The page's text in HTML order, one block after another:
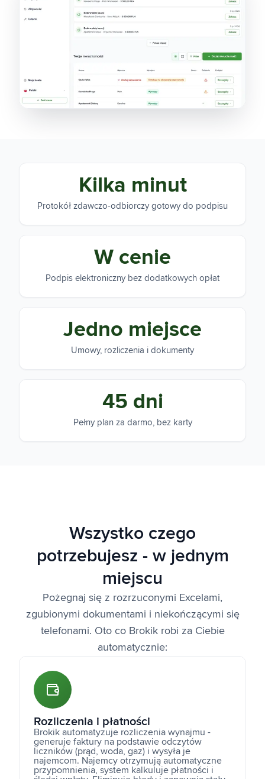
Kilka minut
Protokół zdawczo-odbiorczy gotowy do podpisu
W cenie
Podpis elektroniczny bez dodatkowych opłat
Jedno miejsce
Umowy, rozliczenia i dokumenty
45 dni
Pełny plan za darmo, bez karty
Wszystko czego
potrzebujesz - w jednym
miejscu
Pożegnaj się z rozrzuconymi Excelami,
zgubionymi dokumentami i niekończącymi się
telefonami. Oto co Brokik robi za Ciebie
automatycznie:
Rozliczenia i płatności
Brokik automatyzuje rozliczenia wynajmu -
generuje faktury na podstawie odczytów
liczników (prąd, woda, gaz) i wysyła je
najemcom. Najemcy otrzymują automatyczne
przypomnienia, system kalkuluje płatności i